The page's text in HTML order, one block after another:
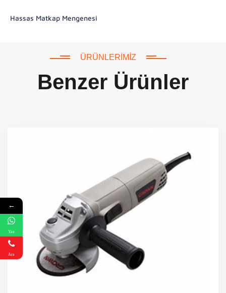
Hassas Matkap Mengenesi
ÜRÜNLERIMIZ
Benzer Ürünler
←
Yaz
Ara